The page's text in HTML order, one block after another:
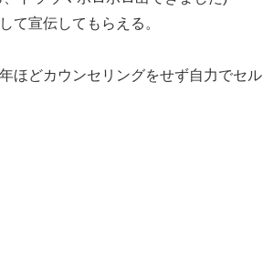
て宣伝してもらえる。
ほどカウンセリングをせず自力でセル